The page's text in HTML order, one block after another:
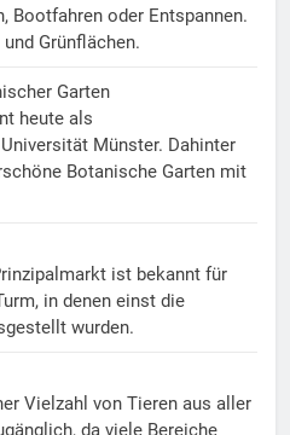
Bootfahren oder Entspannen.
Grünflächen.
Garten
heute als
Münster. Dahinter
Botanische Garten mit
ist bekannt für
in denen einst die
wurden.
Vielzahl von Tieren aus aller
da viele Bereiche